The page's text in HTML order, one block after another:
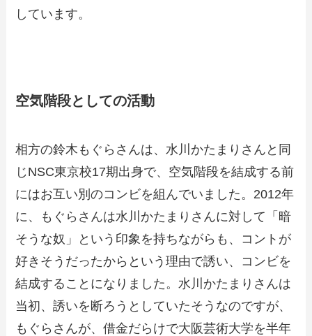
しています。
空気階段としての活動
相方の鈴木もぐらさんは、水川かたまりさんと同
じNSC東京校17期出身で、空気階段を結成する前
にはお互い別のコンビを組んでいました。2012年
に、もぐらさんは水川かたまりさんに対して「暗
そうな奴」という印象を持ちながらも、コントが
好きそうだったからという理由で誘い、コンビを
結成することになりました。水川かたまりさんは
当初、誘いを断ろうとしていたそうなのですが、
もぐらさんが、借金だらけで大阪芸術大学を半年